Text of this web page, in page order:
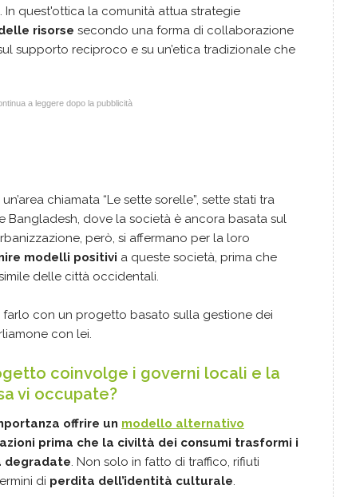
. In quest'ottica la comunità attua strategie
risorse secondo una forma di collaborazione
supporto reciproco e su un’etica tradizionale che
a leggere dopo la pubblicità
chiamata “Le sette sorelle”, sette stati tra
Bangladesh, dove la società è ancora basata sul
però, si affermano per la loro
modelli positivi a queste società, prima che
delle città occidentali.
con un progetto basato sulla gestione dei
con lei.
coinvolge i governi locali e la
vi occupate?
offrire un modello alternativo
prima che la civiltà dei consumi trasformi i
degradate. Non solo in fatto di traffico, rifiuti
di perdita dell’identità culturale.